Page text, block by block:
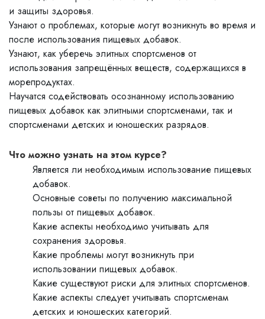
и защиты здоровья.
Узнают о проблемах, которые могут возникнуть во время и
после использования пищевых добавок.
Узнают, как уберечь элитных спортсменов от
использования запрещённых веществ, содержащихся в
морепродуктах.
Научатся содействовать осознанному использованию
пищевых добавок как элитными спортсменами, так и
спортсменами детских и юношеских разрядов.
Что можно узнать на этом курсе?
Является ли необходимым использование пищевых
добавок.
Основные советы по получению максимальной
пользы от пищевых добавок.
Какие аспекты необходимо учитывать для
сохранения здоровья.
Какие проблемы могут возникнуть при
использовании пищевых добавок.
Какие существуют риски для элитных спортсменов.
Какие аспекты следует учитывать спортсменам
детских и юношеских категорий.